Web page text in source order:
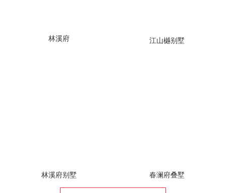
林溪府 江山樾别墅
林溪府别墅 春澜府叠墅